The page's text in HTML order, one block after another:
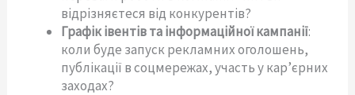
відрізняєтеся від конкурентів?
Графік івентів та інформаційної кампанії:
коли буде запуск рекламних оголошень,
публікації в соцмережах, участь у кар’єрних
заходах?